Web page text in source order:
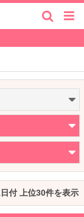
付 上位30件を表示